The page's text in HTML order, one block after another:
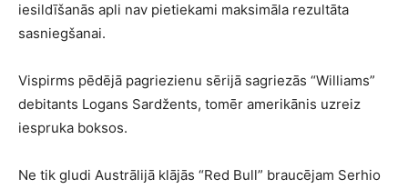
iesildīšanās apli nav pietiekami maksimāla rezultāta
sasniegšanai.
Vispirms pēdējā pagriezienu sērijā sagriezās “Williams”
debitants Logans Sardžents, tomēr amerikānis uzreiz
iespruka boksos.
Ne tik gludi Austrālijā klājās “Red Bull” braucējam Serhio